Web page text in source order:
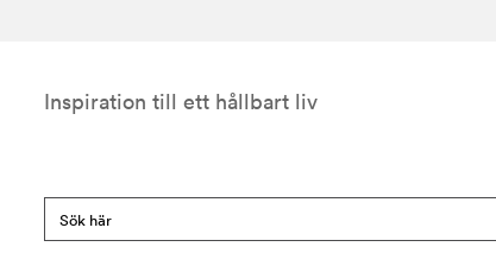
Inspiration till ett hållbart liv